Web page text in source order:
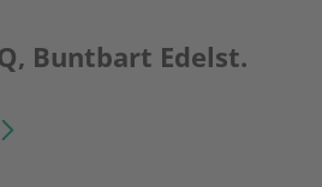
Buntbart Edelst.